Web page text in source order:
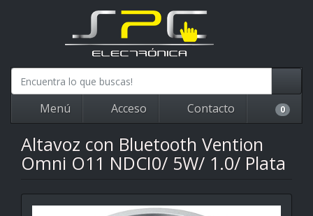
Menú Acceso Contacto 0
Altavoz con Bluetooth Vention
Omni O11 NDCI0/ 5W/ 1.0/ Plata